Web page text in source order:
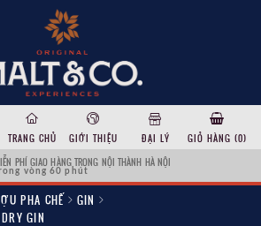
TRANG CHỦ GIỚI THIỆU ĐẠI LÝ GIỎ HÀNG (0)
PHÍ GIAO HÀNG TRONG NỘI THÀNH HÀ NỘI
vòng 60 phút
PHA CHẾ
GIN
GIN